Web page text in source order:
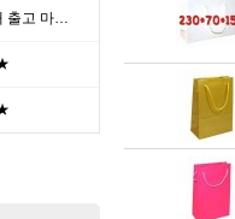
출고 마…